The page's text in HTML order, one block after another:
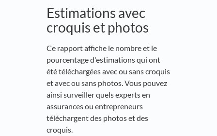
Estimations avec
croquis et photos
Ce rapport affiche le nombre et le
pourcentage d'estimations qui ont
été téléchargées avec ou sans croquis
et avec ou sans photos. Vous pouvez
ainsi surveiller quels experts en
assurances ou entrepreneurs
téléchargent des photos et des
croquis.